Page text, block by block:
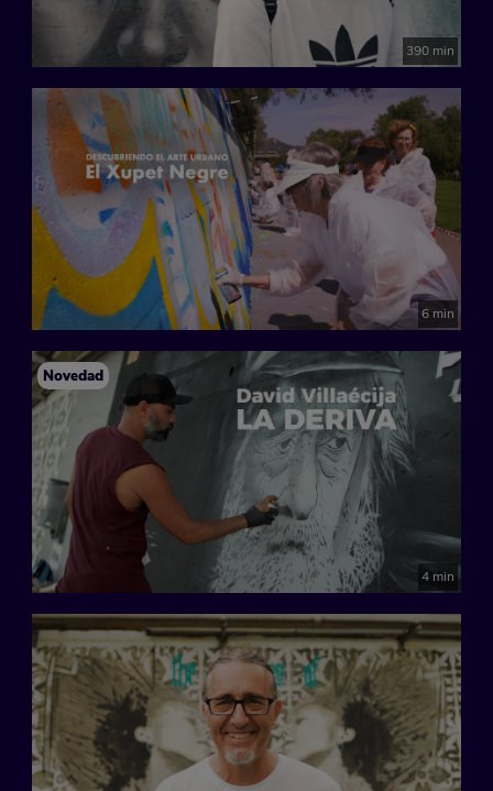
390 min
6 min
Novedad
4 min